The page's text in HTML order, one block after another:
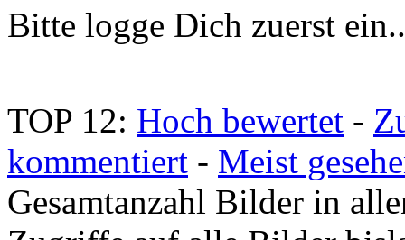
Bitte logge Dich zuerst
TOP 12: Hoch bewertet -
kommentiert - Meist
Gesamtanzahl Bilder in